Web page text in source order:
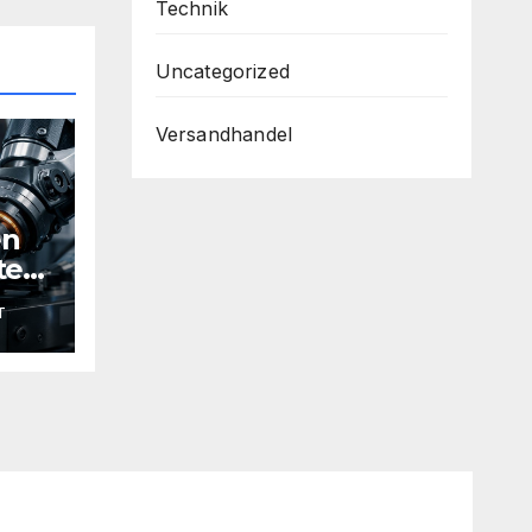
Technik
Uncategorized
Versandhandel